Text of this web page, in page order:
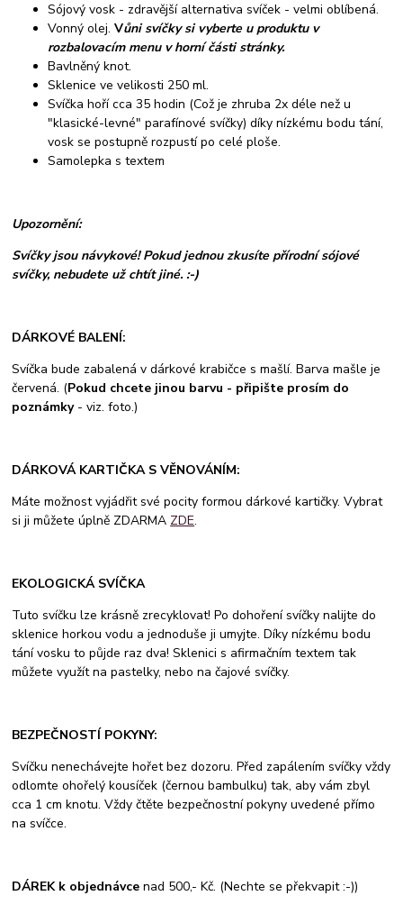
Sójový vosk - zdravější alternativa svíček - velmi oblíbená.
Vonný olej.Vůni svíčky si vyberte u produktu v
rozbalovacím menu v horní části stránky.
Bavlněný knot.
Sklenice ve velikosti 250 ml.
Svíčka hoří cca 35 hodin (Což je zhruba 2x déle než u
"klasické-levné" parafínové svíčky) díky nízkému bodu tání,
vosk se postupně rozpustí po celé ploše.
Samolepka s textem
Upozornění:
Svíčky jsou návykové! Pokud jednou zkusíte přírodní sójové
svíčky, nebudete už chtít jiné. :-)
DÁRKOVÉ BALENÍ:
Svíčka bude zabalená v dárkové krabičce s mašlí. Barva mašle je
červená. (Pokud chcete jinou barvu - připište prosím do
poznámky- viz. foto.)
DÁRKOVÁ KARTIČKA S VĚNOVÁNÍM:
Máte možnost vyjádřit své pocity formou dárkové kartičky. Vybrat
si ji můžete úplně ZDARMA ZDE.
EKOLOGICKÁ SVÍČKA
Tuto svíčku lze krásně zrecyklovat! Po dohoření svíčky nalijte do
sklenice horkou vodu a jednoduše ji umyjte. Díky nízkému bodu
tání vosku to půjde raz dva! Sklenici s afirmačním textem tak
můžete využít na pastelky, nebo na čajové svíčky.
BEZPEČNOSTÍ POKYNY:
Svíčku nenechávejte hořet bez dozoru. Před zapálením svíčky vždy
odlomte ohořelý kousíček (černou bambulku) tak, aby vám zbyl
cca 1 cm knotu. Vždy čtěte bezpečnostní pokyny uvedené přímo
na svíčce.
DÁREK k objednávcenad 500,- Kč. (Nechte se překvapit :-))